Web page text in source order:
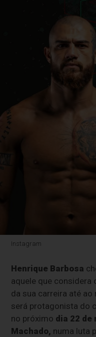
Instagram
Henrique Barbosa
aquele que
da sua carreira até
será protagonista do
no próximo dia 22 de
Machado, numa luta